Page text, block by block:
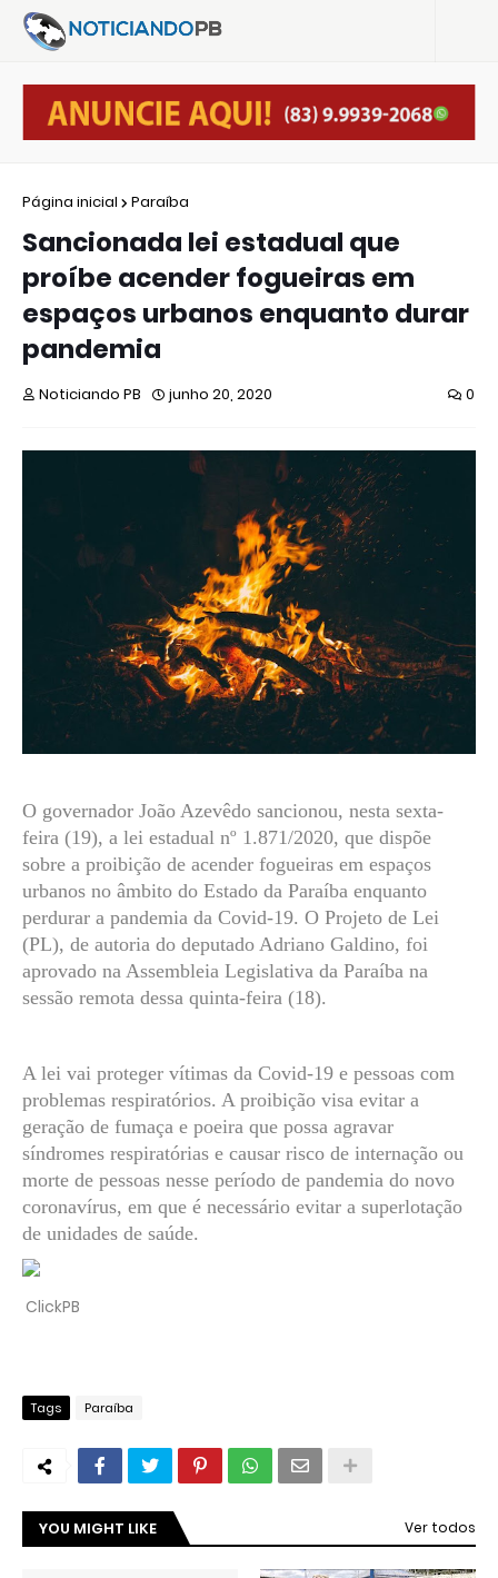
Página inicial Paraíba
Sancionada lei estadual que
proíbe acender fogueiras em
espaços urbanos enquanto durar
pandemia
Noticiando PB junho 20, 2020 0
O governador João Azevêdo sancionou, nesta sexta-
feira (19), a lei estadual nº 1.871/2020, que dispõe
sobre a proibição de acender fogueiras em espaços
urbanos no âmbito do Estado da Paraíba enquanto
perdurar a pandemia da Covid-19. O Projeto de Lei
(PL), de autoria do deputado Adriano Galdino, foi
aprovado na Assembleia Legislativa da Paraíba na
sessão remota dessa quinta-feira (18).
A lei vai proteger vítimas da Covid-19 e pessoas com
problemas respiratórios. A proibição visa evitar a
geração de fumaça e poeira que possa agravar
síndromes respiratórias e causar risco de internação ou
morte de pessoas nesse período de pandemia do novo
coronavírus, em que é necessário evitar a superlotação
de unidades de saúde.
ClickPB
Tags Paraíba
YOU MIGHT LIKE Ver todos